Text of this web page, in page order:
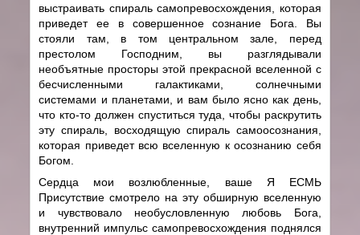
выстраивать спираль самопревосхождения, которая
приведет ее в совершенное сознание Бога. Вы
стояли там, в том центральном зале, перед
престолом Господним, вы разглядывали
необъятные просторы этой прекрасной вселенной с
бесчисленными галактиками, солнечными
системами и планетами, и вам было ясно как день,
что кто-то должен спуститься туда, чтобы раскрутить
эту спираль, восходящую спираль самоосознания,
которая приведет всю вселенную к осознанию себя
Богом.
Сердца мои возлюбленные, ваше Я ЕСМЬ
Присутствие смотрело на эту обширную вселенную
и чувствовало необусловленную любовь Бога,
внутренний импульс самопревосхождения поднялся